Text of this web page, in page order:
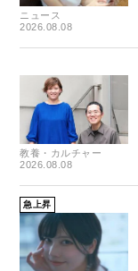
ニュース
2026.08.08
教養・カルチャー
2026.08.08
急上昇